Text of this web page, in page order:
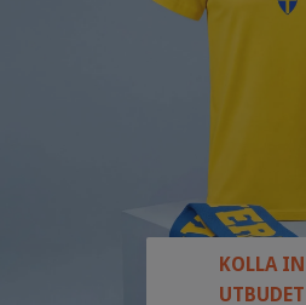
KOLLA IN
UTBUDET